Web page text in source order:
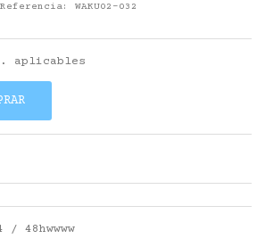
Referencia:
WAKU02-032
aplicables
48hwwww